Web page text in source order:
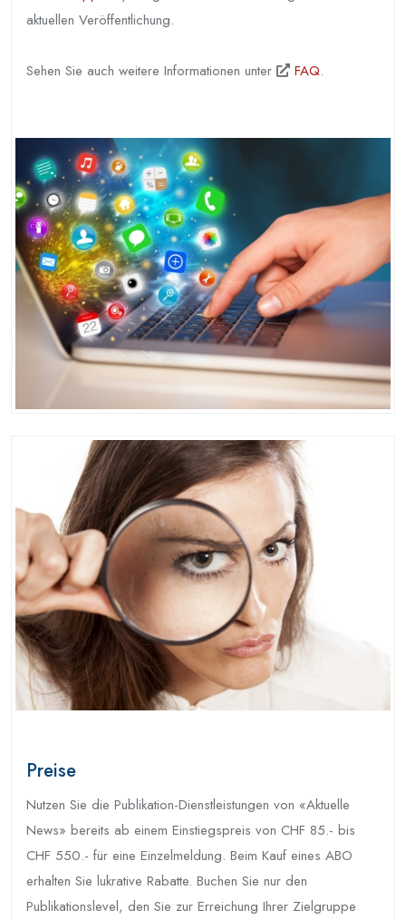
aktuellen Veröffentlichung.
Sehen Sie auch weitere Informationen unter FAQ.
Preise
Nutzen Sie die Publikation-Dienstleistungen von «Aktuelle
News» bereits ab einem Einstiegspreis von CHF 85.- bis
CHF 550.- für eine Einzelmeldung. Beim Kauf eines ABO
erhalten Sie lukrative Rabatte. Buchen Sie nur den
Publikationslevel, den Sie zur Erreichung Ihrer Zielgruppe